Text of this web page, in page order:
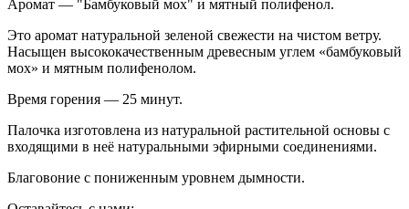
Аромат — "Бамбуковый мох" и мятный полифенол.
Это аромат натуральной зеленой свежести на чистом ветру.
Насыщен высококачественным древесным углем «бамбуковый
мох» и мятным полифенолом.
Время горения — 25 минут.
Палочка изготовлена из натуральной растительной основы с
входящими в неё натуральными эфирными соединениями.
Благовоние с пониженным уровнем дымности.